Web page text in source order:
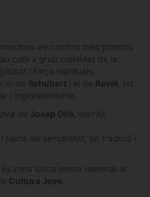
de cambra més potents
com a grup convidat de la
i força habituals,
el de Schubert i el de Ravel , tot
i impressionisme.
de Josep Ollé , escrita
plena de sensibilitat, on tradició i
zona única sense numerar al
Cultura Jove